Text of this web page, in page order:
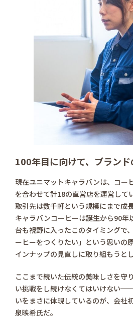
100年目に向けて、ブラン
現在ユニマットキャラバンは、コー
を合わせて計18の直営店を運営して
取引先は数千軒という規模にまで成
キャラバンコーヒーは誕生から90年
台も視野に入ったこのタイミングで
ーヒーをつくりたい」という思いの
インナップの見直しに取り組もうと
ここまで続いた伝統の美味しさを守
い挑戦をし続けなくてはいけない
いをまさに体現しているのが、会社
泉映希氏だ。